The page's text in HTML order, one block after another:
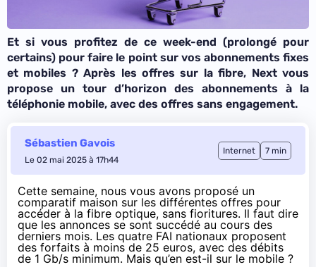
Et si vous profitez de ce week-end (prolongé pour
certains) pour faire le point sur vos abonnements fixes
et mobiles ? Après les offres sur la fibre, Next vous
propose un tour d’horizon des abonnements à la
téléphonie mobile, avec des offres sans engagement.
Sébastien Gavois
Le 02 mai 2025 à 17h44
Internet 7 min
Cette semaine, nous vous avons proposé un
comparatif maison sur les différentes offres pour
accéder à la fibre optique, sans fioritures. Il faut dire
que les annonces se sont succédé au cours des
derniers mois. Les quatre FAI nationaux proposent
des forfaits à moins de 25 euros, avec des débits
de 1 Gb/s minimum. Mais qu’en est-il sur le mobile ?